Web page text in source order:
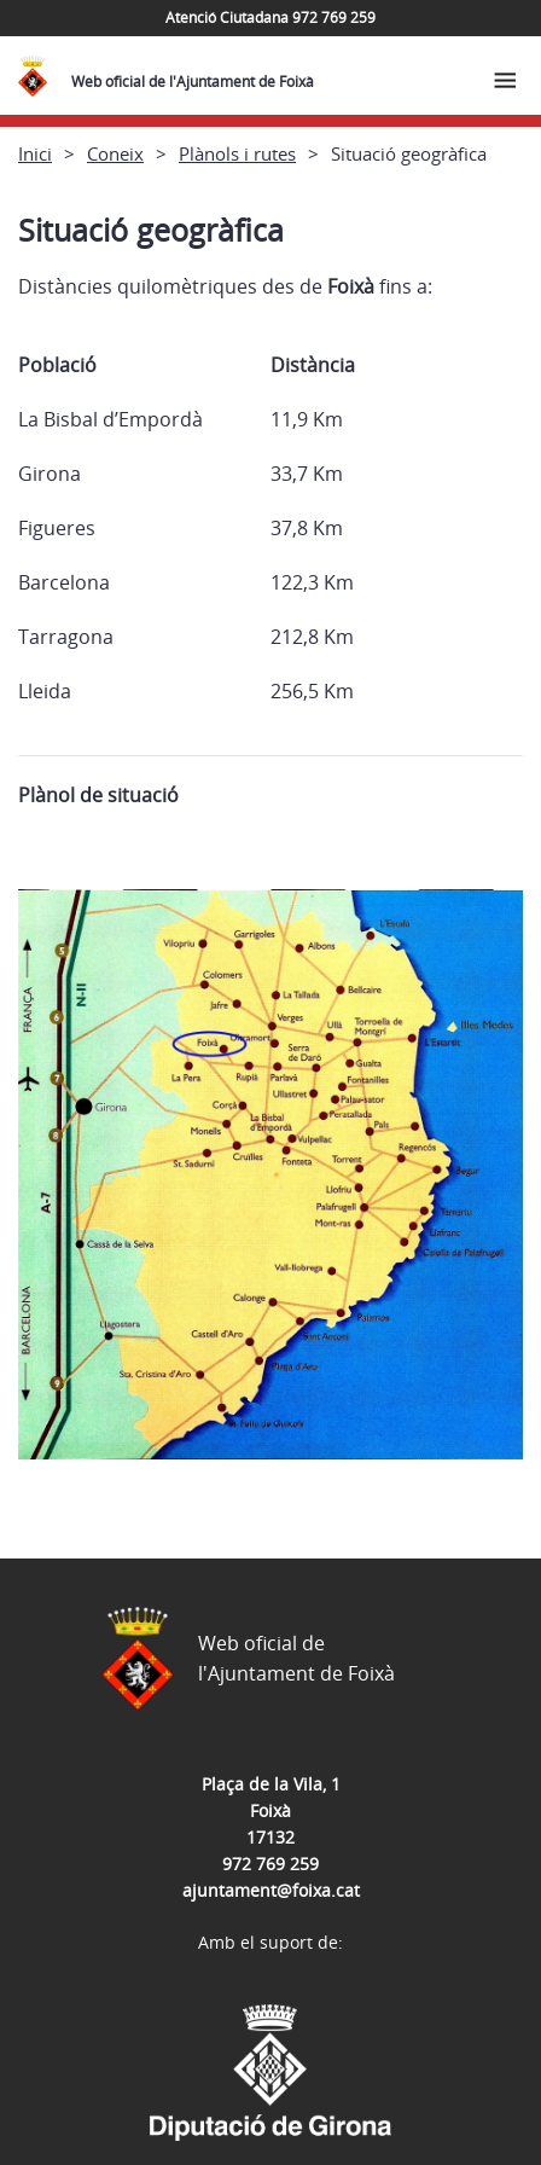
Atenció Ciutadana 972 769 259
Web oficial de l'Ajuntament de Foixà
Inici Coneix Plànols i rutes Situació geogràfica
Situació geogràfica
Distàncies quilomètriques des de Foixàfins a:
Població
La Bisbal d’Empordà
Girona
Figueres
Barcelona
Tarragona
Lleida
Distància
11,9 Km
33,7 Km
37,8 Km
122,3 Km
212,8 Km
256,5 Km
Plànol de situació
Plaça de la Vila, 1
Foixà
17132
972 769 259
ajuntament@foixa.cat
Web oficial de
l'Ajuntament de Foixà
Amb el suport de: